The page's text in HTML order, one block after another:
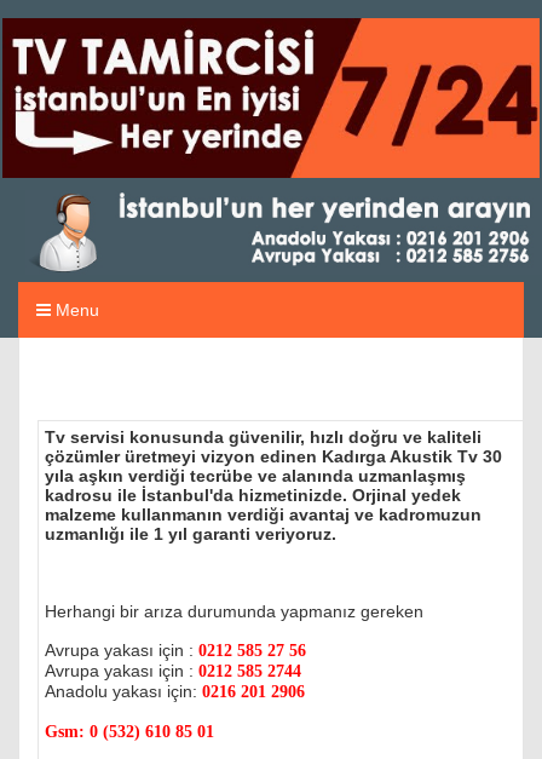
Menu
Tv servisi konusunda güvenilir, hızlı doğru ve kaliteli
çözümler üretmeyi vizyon edinen Kadırga Akustik Tv 30
yıla aşkın verdiği tecrübe ve alanında uzmanlaşmış
kadrosu ile İstanbul'da hizmetinizde. Orjinal yedek
malzeme kullanmanın verdiği avantaj ve kadromuzun
uzmanlığı ile 1 yıl garanti veriyoruz.
Herhangi bir arıza durumunda yapmanız gereken
Avrupa yakası için : 0212 585 27 56
Avrupa yakası için : 0212 585 2744
Anadolu yakası için: 0216 201 2906
Gsm: 0 (532) 610 85 01